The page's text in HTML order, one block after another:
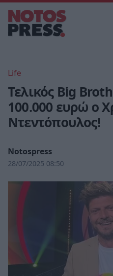
Life
Τελικός Big
100.000 ευρώ ο
Ντεντόπουλος!
Notospress
28/07/2025 08:50